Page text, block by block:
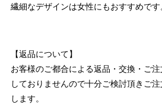
繊細なデザインは女性にもおすすめです
【返品について】
お客様のご都合による返品・交換・ご
しておりませんので十分ご検討頂きご
します。